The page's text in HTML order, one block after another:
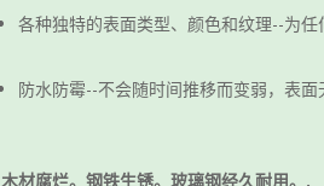
各种独特的表面类型、颜色和纹理--为
防水防霉--不会随时间推移而变弱，表面
木材腐烂。钢铁生锈。玻璃钢经久耐用。.